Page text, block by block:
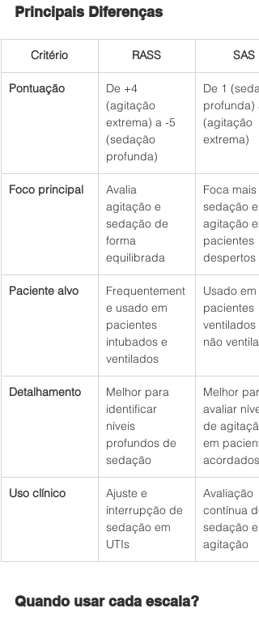
Principais Diferenças
Critério RASS SAS
Pontuação
De +4
(agitação
extrema) a -5
(sedação
profunda)
De 1
profunda)
(agitação
extrema)
Foco principal
Avalia
agitação e
sedação de
forma
equilibrada
Foca mais
sedação e
agitação
pacientes
despertos
Paciente alvo
Frequentement
e usado em
pacientes
intubados e
ventilados
Usado em
pacientes
ventilados
não
Detalhamento
Melhor para
identificar
níveis
profundos de
sedação
Melhor
avaliar
de
em
acordados
Uso clínico
Ajuste e
interrupção de
sedação em
UTIs
Avaliação
contínua
sedação e
agitação
Quando usar cada escala?